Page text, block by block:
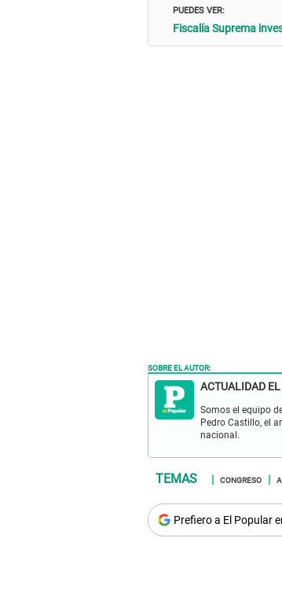
PUEDES VER:
Fiscalía Suprema
SOBRE EL AUTOR:
ACTUALIDAD
Somos el equipo
Pedro Castillo, el
nacional.
CONGRESO
Prefiero a El Popular